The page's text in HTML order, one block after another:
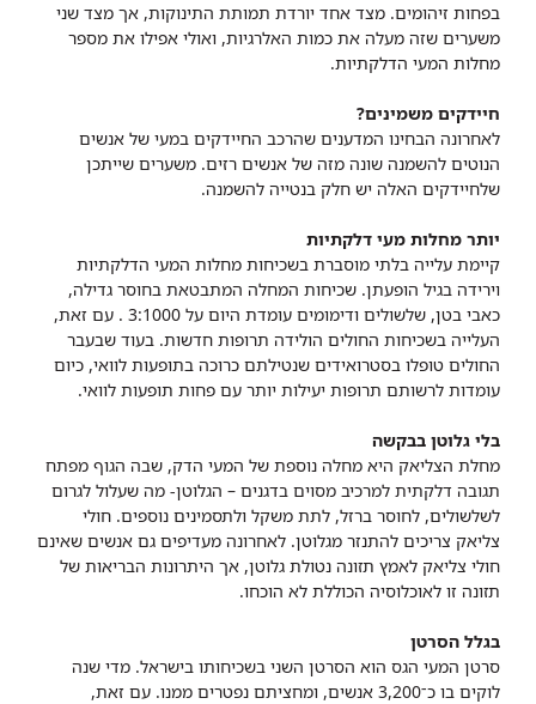
בפחות זיהומים. מצד אחד יורדת תמותת התינוקות, אך מצד שני
משערים שזה מעלה את כמות האלרגיות, ואולי אפילו את מספר
מחלות המעי הדלקתיות.
חיידקים משמינים?
לאחרונה הבחינו המדענים שהרכב החיידקים במעי של אנשים
הנוטים להשמנה שונה מזה של אנשים רזים. משערים שייתכן
שלחיידקים האלה יש חלק בנטייה להשמנה.
יותר מחלות מעי דלקתיות
קיימת עלייה בלתי מוסברת בשכיחות מחלות המעי הדלקתיות
וירידה בגיל הופעתן. שכיחות המחלה המתבטאת בחוסר גדילה,
כאבי בטן, שלשולים ודימומים עומדת היום על 3:1000 . עם זאת,
העלייה בשכיחות החולים הולידה תרופות חדשות. בעוד שבעבר
החולים טופלו בסטרואידים שנטילתם כרוכה בתופעות לוואי, כיום
עומדות לרשותם תרופות יעילות יותר עם פחות תופעות לוואי.
בלי גלוטן בבקשה
מחלת הצליאק היא מחלה נוספת של המעי הדק, שבה הגוף מפתח
תגובה דלקתית למרכיב מסוים בדגנים – הגלוטן- מה שעלול לגרום
לשלשולים, לחוסר ברזל, לתת משקל ולתסמינים נוספים. חולי
צליאק צריכים להתנזר מגלוטן. לאחרונה מעדיפים גם אנשים שאינם
חולי צליאק לאמץ תזונה נטולת גלוטן, אך היתרונות הבריאות של
תזונה זו לאוכלוסיה הכוללת לא הוכחו.
בגלל הסרטן
סרטן המעי הגס הוא הסרטן השני בשכיחותו בישראל. מדי שנה
לוקים בו כ־3,200 אנשים, ומחציתם נפטרים ממנו. עם זאת,